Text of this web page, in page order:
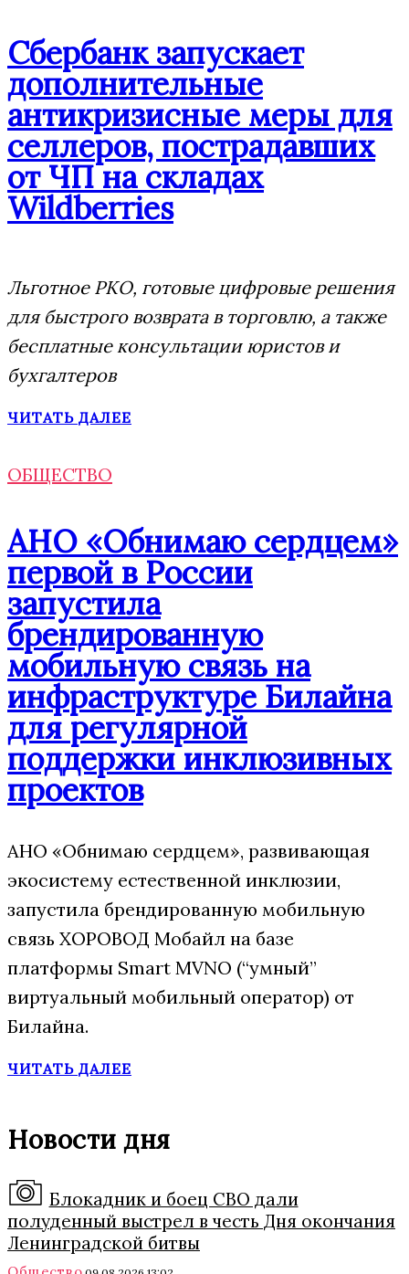
Сбербанк запускает
дополнительные
антикризисные меры для
селлеров, пострадавших
от ЧП на складах
Wildberries
Льготное РКО, готовые цифровые решения
для быстрого возврата в торговлю, а также
бесплатные консультации юристов и
бухгалтеров
ЧИТАТЬ ДАЛЕЕ
ОБЩЕСТВО
АНО «Обнимаю сердцем»
первой в России
запустила
брендированную
мобильную связь на
инфраструктуре Билайна
для регулярной
поддержки инклюзивных
проектов
АНО «Обнимаю сердцем», развивающая
экосистему естественной инклюзии,
запустила брендированную мобильную
связь ХОРОВОД Мобайл на базе
платформы Smart MVNO (“умный”
виртуальный мобильный оператор) от
Билайна.
ЧИТАТЬ ДАЛЕЕ
Новости дня
Блокадник и боец СВО дали
полуденный выстрел в честь Дня окончания
Ленинградской битвы